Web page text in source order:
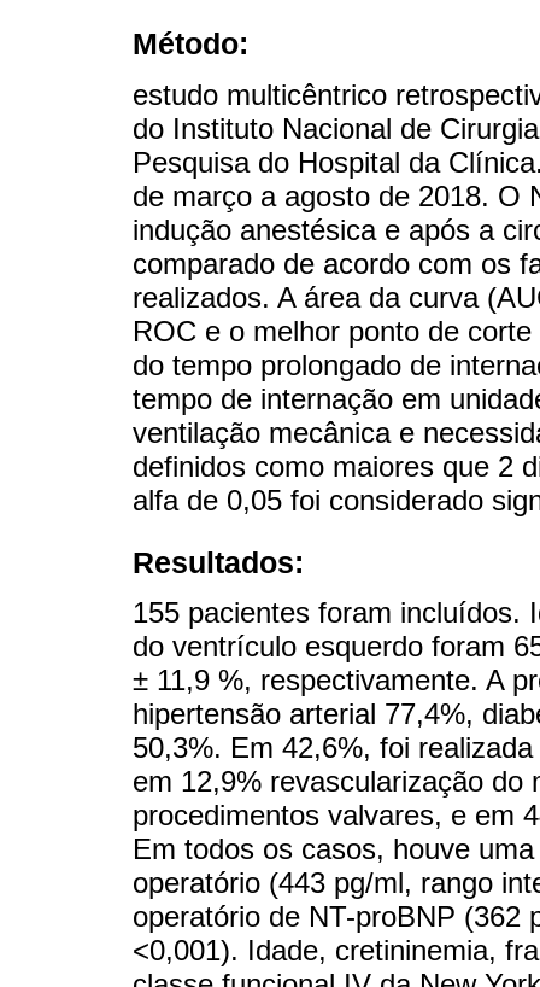
Método:
estudo multicêntrico
do Instituto Nacional de
Pesquisa do Hospital da
de março a agosto de 2018. O
indução anestésica e após a
comparado de acordo com os
realizados. A área da curva
ROC e o melhor ponto de
do tempo prolongado de
tempo de internação em
ventilação mecânica e
definidos como maiores que 2
alfa de 0,05 foi considerado
Resultados:
155 pacientes foram incluídos.
do ventrículo esquerdo foram
± 11,9 %, respectivamente. A
hipertensão arterial 77,4%,
50,3%. Em 42,6%, foi
em 12,9% revascularização do
procedimentos valvares, e em
Em todos os casos, houve
operatório (443 pg/ml, rango
operatório de NT-proBNP (362
<0,001). Idade, cretininemia,